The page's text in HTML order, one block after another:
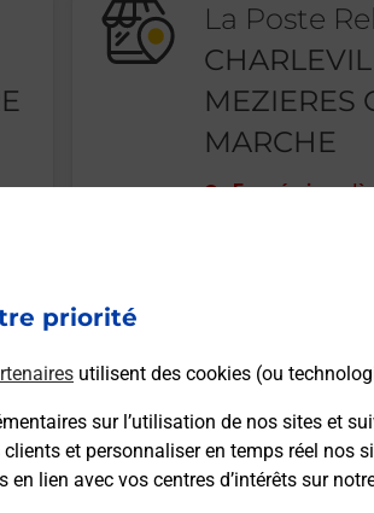
priorité
utilisent des cookies (ou
sur l’utilisation de nos sites et
et personnaliser en temps réel
lien avec vos centres d’intérêts sur
La Poste
MEZIERES
MARCHE
Fermé-jusqu'à